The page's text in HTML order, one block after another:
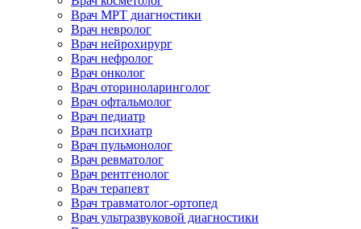
Врач МРТ диагностики
Врач невролог
Врач нейрохирург
Врач нефролог
Врач онколог
Врач оториноларинголог
Врач офтальмолог
Врач педиатр
Врач психиатр
Врач пульмонолог
Врач ревматолог
Врач рентгенолог
Врач терапевт
Врач травматолог-ортопед
Врач ультразвуковой диагностики